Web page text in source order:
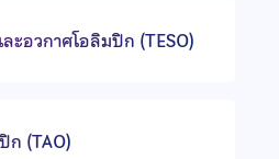
ะอวกาศโอลิมปิก (TESO)
ก (TAO)